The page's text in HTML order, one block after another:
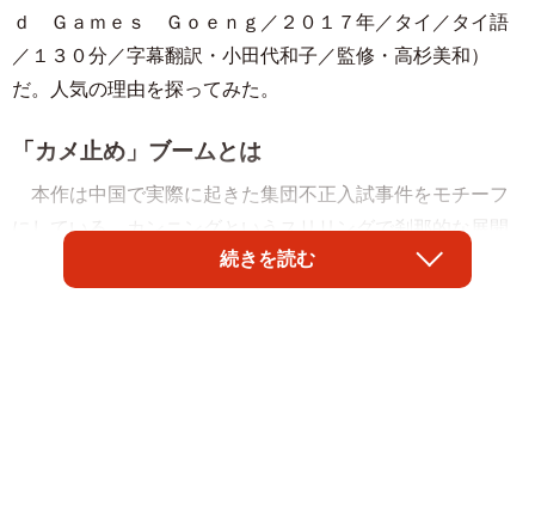
ｄ Ｇａｍｅｓ Ｇｏｅｎｇ／２０１７年／タイ／タイ語
／１３０分／字幕翻訳・小田代和子／監修・高杉美和）
だ。人気の理由を探ってみた。
「カメ止め」ブームとは
本作は中国で実際に起きた集団不正入試事件をモチーフ
にしている。カンニングというスリリングで刹那的な展開
の学園ドラマだ。しかしそれだけでは、本作がヒットした
理由として不十分だろう。
続きを読む